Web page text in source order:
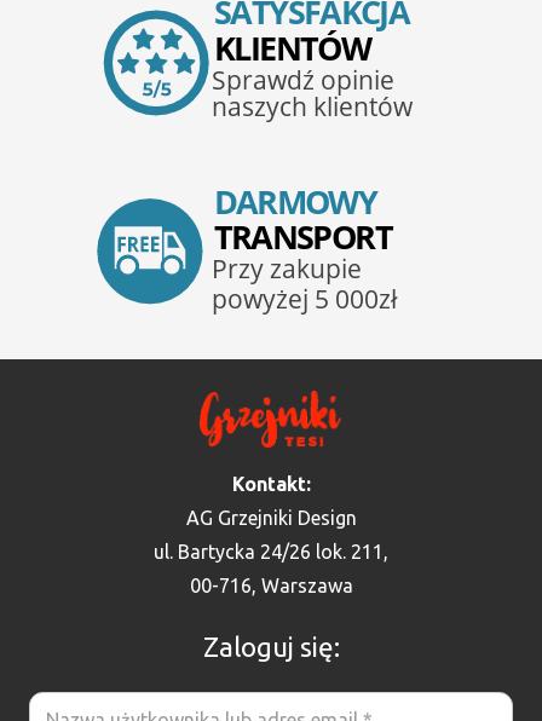
Kontakt:
AG Grzejniki Design
ul. Bartycka 24/26 lok. 211,
00-716, Warszawa
Zaloguj się: